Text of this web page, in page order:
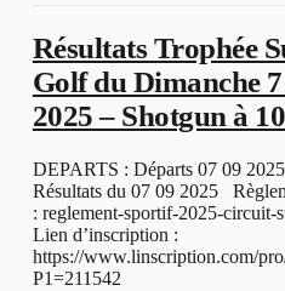
Résultats Trophée
Golf du Dimanche
2025 – Shotgun à
DEPARTS : Départs 07 09
Résultats du 07 09 2025
: reglement-sportif-2025-circuit-
Lien d’inscription :
https://www.linscription.com/
P1=211542